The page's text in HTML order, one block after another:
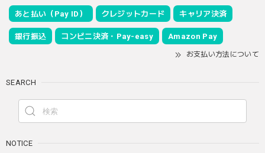
あと払い（Pay ID） クレジットカード キャリア決済
銀行振込 コンビニ決済・Pay-easy Amazon Pay
お支払い方法について
SEARCH
NOTICE